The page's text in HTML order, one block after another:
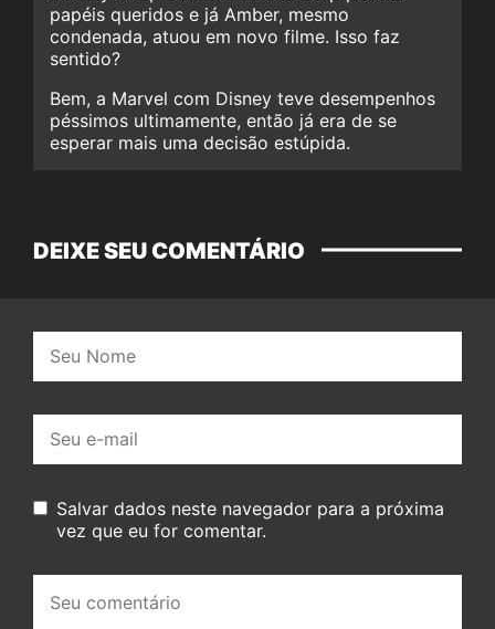
papéis queridos e já Amber, mesmo
condenada, atuou em novo filme. Isso faz
sentido?
Bem, a Marvel com Disney teve desempenhos
péssimos ultimamente, então já era de se
esperar mais uma decisão estúpida.
DEIXE SEU COMENTÁRIO
mail:
Salvar dados neste navegador para a próxima
vez que eu for comentar.
comentário: